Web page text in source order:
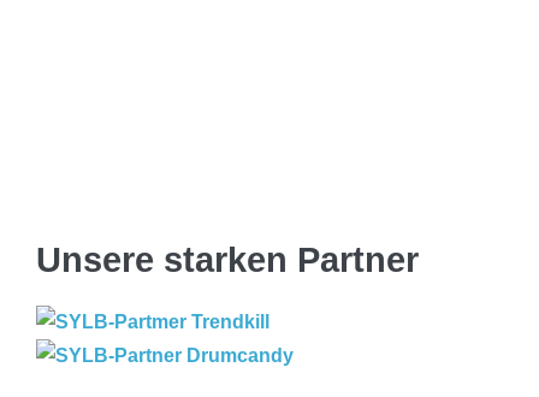
Unsere starken Partner